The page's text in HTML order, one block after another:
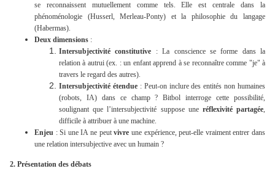
se reconnaissent mutuellement comme tels. Elle est centrale dans la
phénoménologie (Husserl, Merleau-Ponty) et la philosophie du langage
(Habermas).
Deux dimensions :
Intersubjectivité constitutive : La conscience se forme dans la
relation à autrui (ex. : un enfant apprend à se reconnaître comme "je" à
travers le regard des autres).
Intersubjectivité étendue: Peut-on inclure des entités non humaines
(robots, IA) dans ce champ ? Bitbol interroge cette possibilité,
soulignant que l’intersubjectivité suppose une réflexivité partagée,
difficile à attribuer à une machine.
Enjeu : Si une IA ne peutvivre une expérience, peut-elle vraiment entrer dans
une relation intersubjective avec un humain ?
2. Présentation des débats